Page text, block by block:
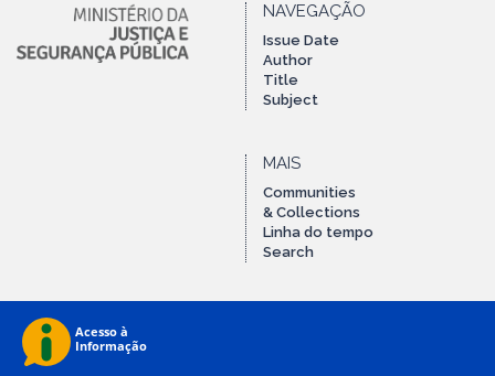
NAVEGAÇÃO
Issue Date
Author
Title
Subject
MAIS
Communities
& Collections
Linha do tempo
Search